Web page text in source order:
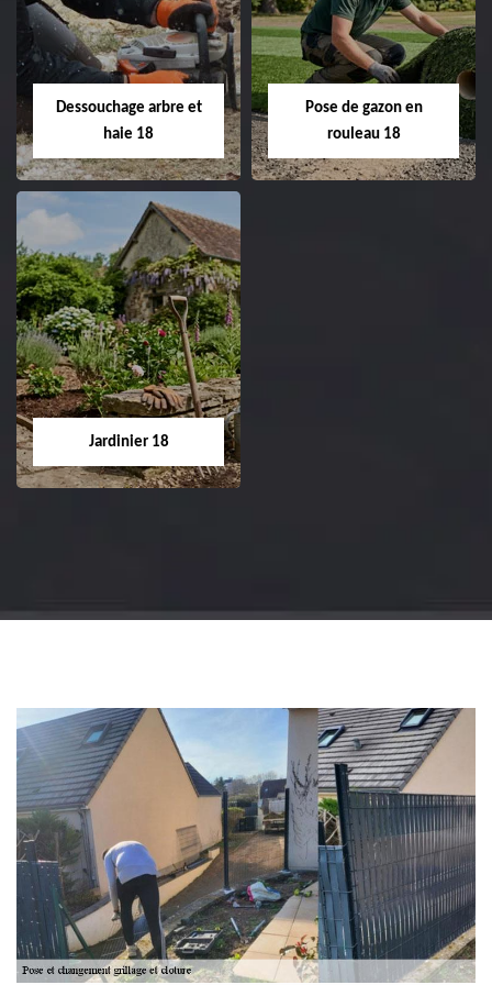
Entreprise taille de haie
18 Cher tel:
02.52.56.49.40
de pelouse 18
Entreprise tonte et
Cher tel: 02.52.56.49.40
Dessouchage arbre et
haie 18
Dessouchage arbre
et haie 18
Entreprise dessouchage
arbre et haie 18 Cher
Pose de gazon en
rouleau 18
Jardinier 18